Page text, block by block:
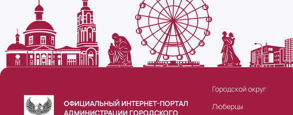
ОФИЦИАЛЬНЫЙ ИНТЕРНЕТ-ПОРТАЛ
АДМИНИСТРАЦИИ ГОРОДСКОГО
Городской округ
Люберцы